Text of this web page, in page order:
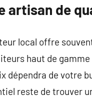
artisan de
local offre
haut de
dépendra de votre
reste de trouver